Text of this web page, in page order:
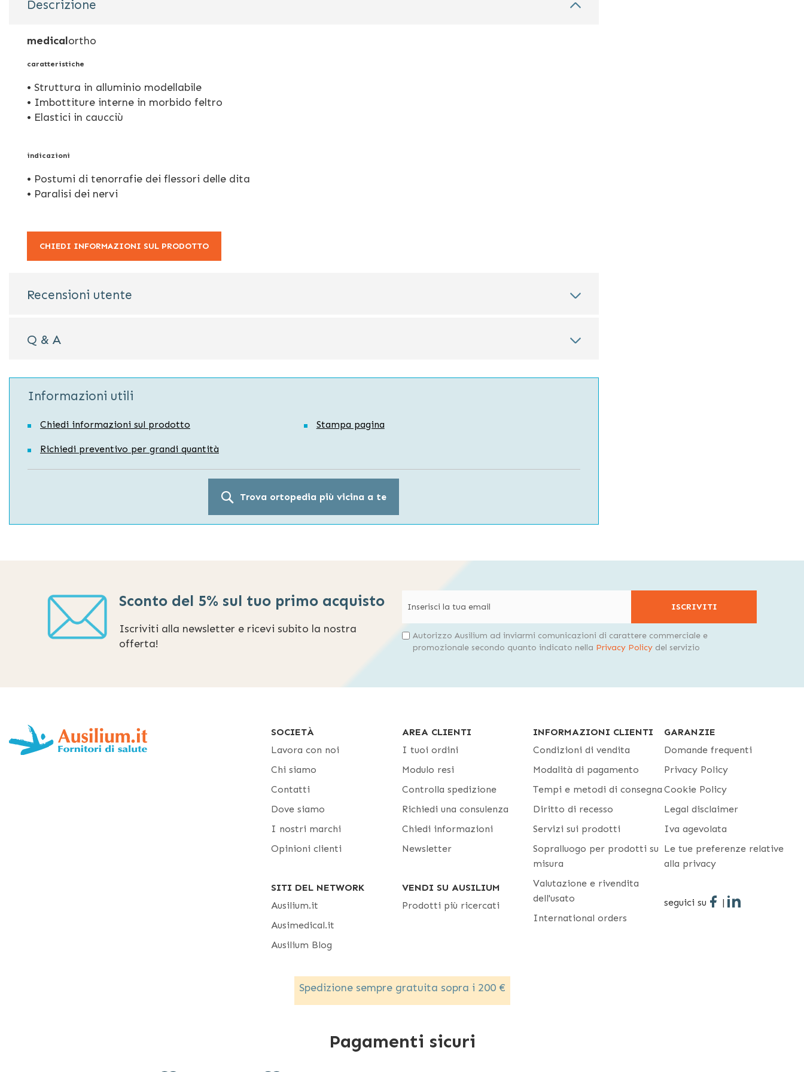
galleria
Descrizione
medicalortho
caratteristiche
• Struttura in alluminio modellabile
• Imbottiture interne in morbido feltro
• Elastici in caucciù
indicazioni
• Postumi di tenorrafie dei flessori delle dita
• Paralisi dei nervi
CHIEDI INFORMAZIONI SUL PRODOTTO
Recensioni utente
Q & A
Informazioni utili
Chiedi informazioni sul prodotto Stampa pagina
Richiedi preventivo per grandi quantità
Trova ortopedia più vicina a te
Sconto del 5% sul tuo primo acquisto
Iscriviti alla newsletter e ricevi subito la nostra
offerta!
ISCRIVITI
Autorizzo Ausilium ad inviarmi comunicazioni di carattere commerciale e
promozionale secondo quanto indicato nella Privacy Policy del servizio
SOCIETÀ
Lavora con noi
Chi siamo
Contatti
Dove siamo
I nostri marchi
Opinioni clienti
SITI DEL NETWORK
Ausilium.it
Ausimedical.it
Ausilium Blog
AREA CLIENTI
I tuoi ordini
Modulo resi
Controlla spedizione
Richiedi una consulenza
Chiedi informazioni
Newsletter
VENDI SU AUSILIUM
Prodotti più ricercati
INFORMAZIONI CLIENTI
Condizioni di vendita
Modalità di pagamento
Tempi e metodi di consegna
Diritto di recesso
Servizi sui prodotti
Sopralluogo per prodotti su
misura
Valutazione e rivendita
dell'usato
International orders
GARANZIE
Domande frequenti
Privacy Policy
Cookie Policy
Legal disclaimer
Iva agevolata
Le tue preferenze relative
alla privacy
seguici su |
Spedizione sempre gratuita sopra i 200 €
Pagamenti sicuri